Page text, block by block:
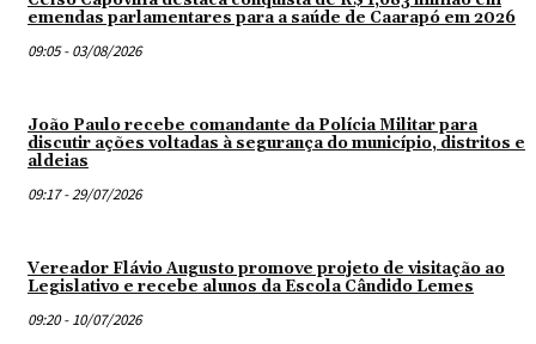
emendas parlamentares para a saúde de Caarapó em 2026
09:05 - 03/08/2026
João Paulo recebe comandante da Polícia Militar para
discutir ações voltadas à segurança do município, distritos e
aldeias
09:17 - 29/07/2026
Vereador Flávio Augusto promove projeto de visitação ao
Legislativo e recebe alunos da Escola Cândido Lemes
09:20 - 10/07/2026